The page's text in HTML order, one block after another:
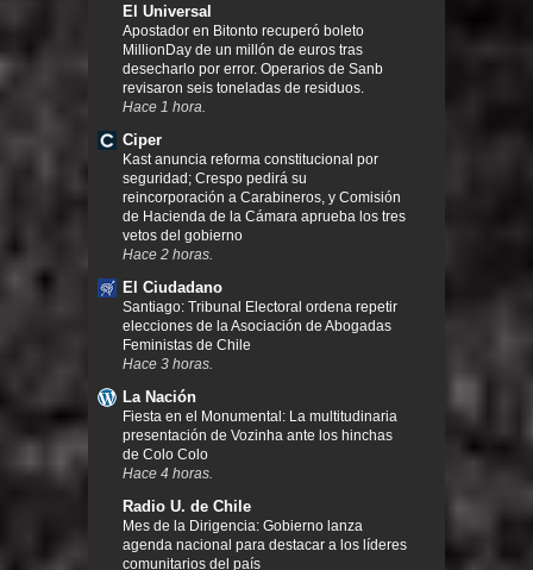
El Universal
Apostador en Bitonto recuperó boleto
MillionDay de un millón de euros tras
desecharlo por error. Operarios de Sanb
revisaron seis toneladas de residuos.
Hace 1 hora.
Ciper
Kast anuncia reforma constitucional por
seguridad; Crespo pedirá su
reincorporación a Carabineros, y Comisión
de Hacienda de la Cámara aprueba los tres
vetos del gobierno
Hace 2 horas.
El Ciudadano
Santiago: Tribunal Electoral ordena repetir
elecciones de la Asociación de Abogadas
Feministas de Chile
Hace 3 horas.
La Nación
Fiesta en el Monumental: La multitudinaria
presentación de Vozinha ante los hinchas
de Colo Colo
Hace 4 horas.
Radio U. de Chile
Mes de la Dirigencia: Gobierno lanza
agenda nacional para destacar a los líderes
comunitarios del país